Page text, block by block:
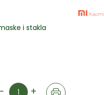
i stakla
- Količina +